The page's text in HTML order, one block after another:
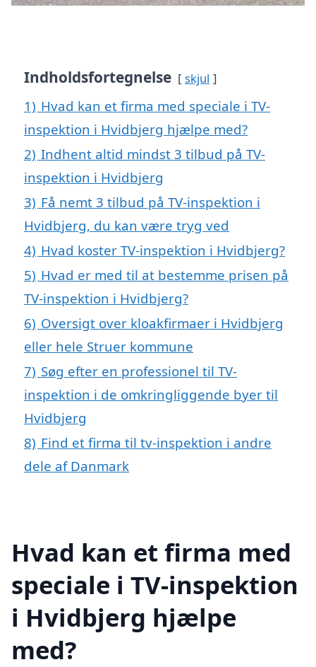
Indholdsfortegnelse skjul
1) Hvad kan et firma med speciale i TV-
inspektion i Hvidbjerg hjælpe med?
2) Indhent altid mindst 3 tilbud på TV-
inspektion i Hvidbjerg
3) Få nemt 3 tilbud på TV-inspektion i
Hvidbjerg, du kan være tryg ved
4) Hvad koster TV-inspektion i Hvidbjerg?
5) Hvad er med til at bestemme prisen på
TV-inspektion i Hvidbjerg?
6) Oversigt over kloakfirmaer i Hvidbjerg
eller hele Struer kommune
7) Søg efter en professionel til TV-
inspektion i de omkringliggende byer til
Hvidbjerg
8) Find et firma til tv-inspektion i andre
dele af Danmark
Hvad kan et firma med
speciale i TV-inspektion
i Hvidbjerg hjælpe
med?